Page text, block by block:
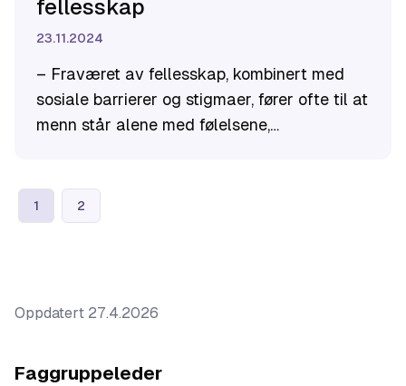
fellesskap
23.11.2024
– Fraværet av fellesskap, kombinert med
sosiale barrierer og stigmaer, fører ofte til at
menn står alene med følelsene,
sier rådgiver ved Likestillingssenteret KUN,
Kirill Gurvich.
1 2
Oppdatert 27.4.2026
Faggruppeleder